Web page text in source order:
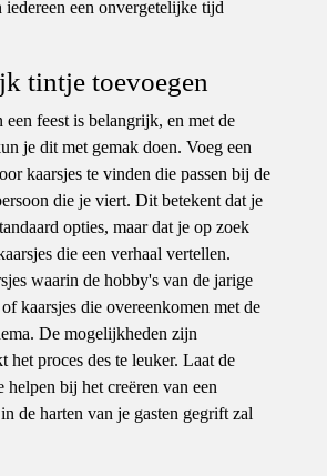
een onvergetelijke tijd
tintje toevoegen
een feest is belangrijk, en met de
je dit met gemak doen. Voeg een
kaarsjes te vinden die passen bij de
die je viert. Dit betekent dat je
opties, maar dat je op zoek
die een verhaal vertellen.
waarin de hobby's van de jarige
kaarsjes die overeenkomen met de
De mogelijkheden zijn
het proces des te leuker. Laat de
helpen bij het creëren van een
de harten van je gasten gegrift zal